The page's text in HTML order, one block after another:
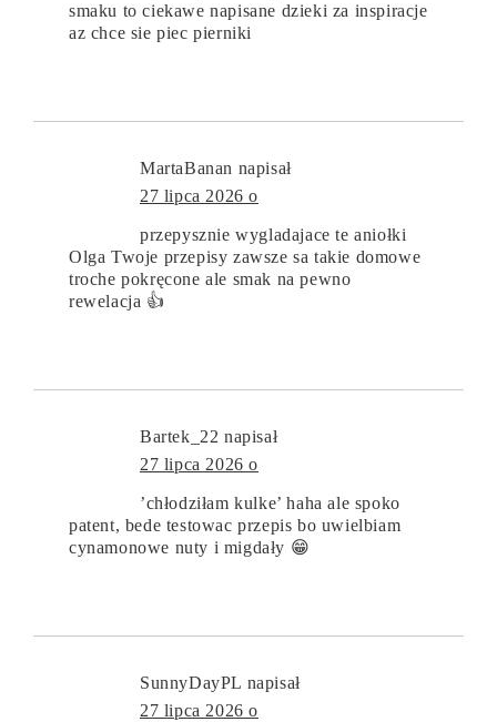
smaku to ciekawe napisane dzieki za inspiracje
az chce sie piec pierniki
MartaBanan napisał
27 lipca 2026 o
przepysznie wygladajace te aniołki
Olga Twoje przepisy zawsze sa takie domowe
troche pokręcone ale smak na pewno
rewelacja 👍
Bartek_22 napisał
27 lipca 2026 o
’chłodziłam kulke’ haha ale spoko
patent, bede testowac przepis bo uwielbiam
cynamonowe nuty i migdały 😁
SunnyDayPL napisał
27 lipca 2026 o